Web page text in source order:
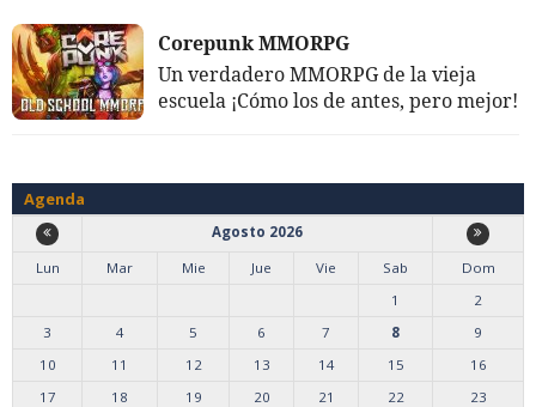
Corepunk MMORPG
Un verdadero MMORPG de la vieja
escuela ¡Cómo los de antes, pero mejor!
Agenda
Agosto 2026
Lun
Mar Mie Jue Vie Sab
Dom
1
2
3
4 5 6 7 8
9
10
11 12 13 14 15
16
17
18 19 20 21 22
23